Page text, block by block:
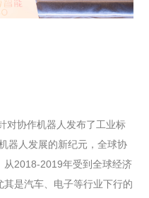
对协作机器人发布了工业标
器人发展的新纪元，全球协
从2018-2019年受到全球经济
是汽车、电子等行业下行的